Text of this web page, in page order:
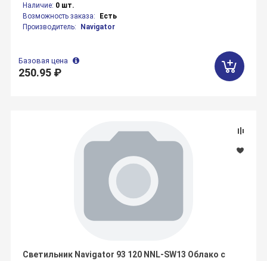
Наличие: 0 шт.
Возможность заказа:
Есть
Производитель:
Navigator
Базовая цена
250.95 ₽
Светильник Navigator 93 120 NNL-SW13 Облако с